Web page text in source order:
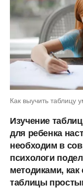
Как выучить таблицу
Изучение
для ребенка
необходим в
психологи
методиками, как
таблицы